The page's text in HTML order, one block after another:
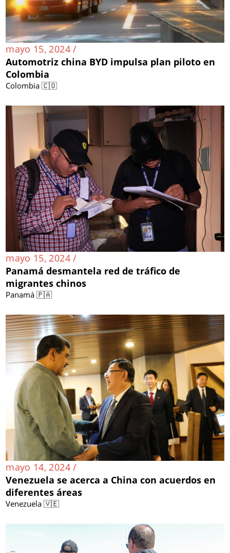
mayo 15, 2024 /
Automotriz china BYD impulsa plan piloto en
Colombia
Colombia 🇨🇴
mayo 15, 2024 /
Panamá desmantela red de tráfico de
migrantes chinos
Panamá 🇵🇦
mayo 14, 2024 /
Venezuela se acerca a China con acuerdos en
diferentes áreas
Venezuela 🇻🇪